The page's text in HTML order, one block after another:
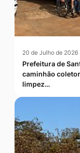
20 de Julho de 2026
Prefeitura de
caminhão
limpez…